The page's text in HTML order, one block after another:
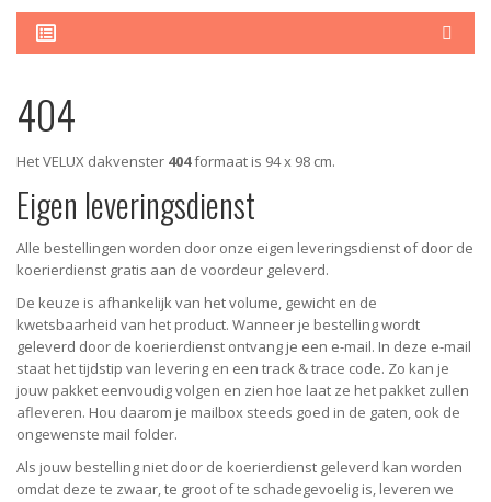
404
Het VELUX dakvenster 404formaat is 94 x 98 cm.
Eigen leveringsdienst
Alle bestellingen worden door onze eigen leveringsdienst of door de
koerierdienst gratis aan de voordeur geleverd.
De keuze is afhankelijk van het volume, gewicht en de
kwetsbaarheid van het product. Wanneer je bestelling wordt
geleverd door de koerierdienst ontvang je een e-mail. In deze e-mail
staat het tijdstip van levering en een track & trace code. Zo kan je
jouw pakket eenvoudig volgen en zien hoe laat ze het pakket zullen
afleveren. Hou daarom je mailbox steeds goed in de gaten, ook de
ongewenste mail folder.
Als jouw bestelling niet door de koerierdienst geleverd kan worden
omdat deze te zwaar, te groot of te schadegevoelig is, leveren we